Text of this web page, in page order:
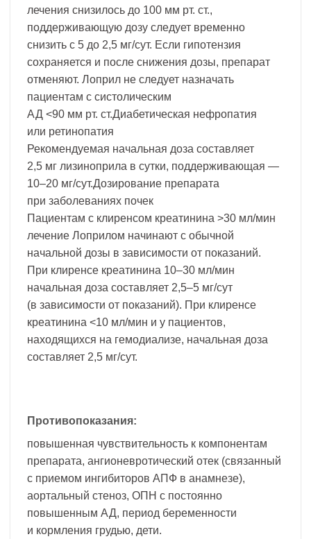
лечения снизилось до 100 мм рт. ст.,
поддерживающую дозу следует временно
снизить с 5 до 2,5 мг/сут. Если гипотензия
сохраняется и после снижения дозы, препарат
отменяют. Лоприл не следует назначать
пациентам с систолическим
АД <90 мм рт. ст.Диабетическая нефропатия
или ретинопатия
Рекомендуемая начальная доза составляет
2,5 мг лизиноприла в сутки, поддерживающая —
10–20 мг/сут.Дозирование препарата
при заболеваниях почек
Пациентам с клиренсом креатинина >30 мл/мин
лечение Лоприлом начинают с обычной
начальной дозы в зависимости от показаний.
При клиренсе креатинина 10–30 мл/мин
начальная доза составляет 2,5–5 мг/сут
(в зависимости от показаний). При клиренсе
креатинина <10 мл/мин и у пациентов,
находящихся на гемодиализе, начальная доза
составляет 2,5 мг/сут.
Противопоказания:
повышенная чувствительность к компонентам
препарата, ангионевротический отек (связанный
с приемом ингибиторов АПФ в анамнезе),
аортальный стеноз, ОПН с постоянно
повышенным АД, период беременности
и кормления грудью, дети.